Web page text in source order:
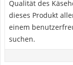
Qualität des
dieses Produkt
einem
suchen.